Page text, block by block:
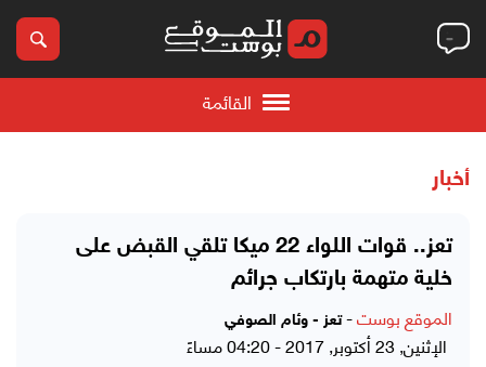
القائمة
أخبار
تعز.. قوات اللواء 22 ميكا تلقي القبض على
خلية متهمة بارتكاب جرائم
الموقع بوست-تعز - وئام الصوفي
الإثنين, 23 أكتوبر, 2017 - 04:20 مساءً